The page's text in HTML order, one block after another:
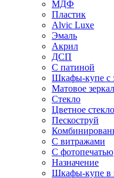
МДФ
Пластик
Alvic Luxe
Эмаль
Акрил
ДСП
С патиной
Шкафы-купе с
Матовое
Стекло
Цветное стекло
Пескоструй
С витражами
С фотопечатью
Назначение
Шкафы-купе в